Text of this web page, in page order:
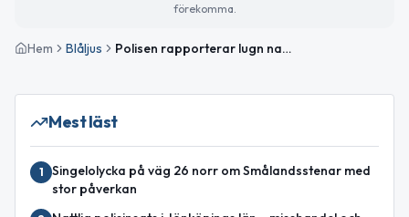
förekomma.
Hem Blåljus Polisen rapporterar lugn natt i Jönköpings län – sex viltolyckor anmälda
Mest läst
1
Singelolycka på väg 26 norr om Smålandsstenar med
stor påverkan